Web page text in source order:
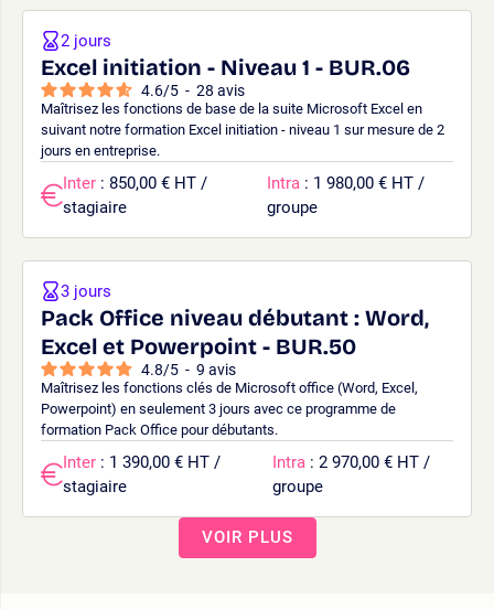
Excel initiation - Niveau 1 - BUR.06
4.6/5 - 28 avis
Maîtrisez les fonctions de base de la suite Microsoft Excel en
suivant notre formation Excel initiation - niveau 1 sur mesure de 2
jours en entreprise.
2 jours
Inter : 850,00 € HT /
stagiaire
Intra : 1 980,00 € HT /
groupe
Pack Office niveau débutant : Word,
Excel et Powerpoint - BUR.50
4.8/5 - 9 avis
Maîtrisez les fonctions clés de Microsoft office (Word, Excel,
Powerpoint) en seulement 3 jours avec ce programme de
formation Pack Office pour débutants.
3 jours
Inter : 1 390,00 € HT /
stagiaire
Intra : 2 970,00 € HT /
groupe
VOIR PLUS